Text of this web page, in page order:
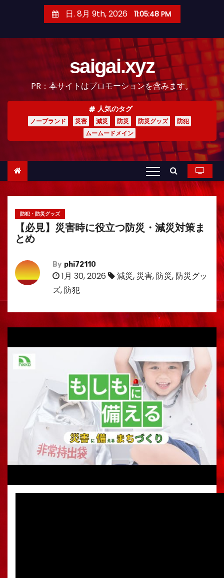
日. 8月 9th, 2026 11:05:50 PM
saigai.xyz
PR：本サイトはプロモーションを含みます。
人気のタグ
ノーブランド 災害 減災 防災 防災グッズ
防犯
ムームードメイン
防犯・防災グッズ
【必見】災害時に役立つ防災・減災対策ま
とめ
By phi72110
1月 30, 2026 減災, 災害, 防災, 防災グッ
ズ, 防犯